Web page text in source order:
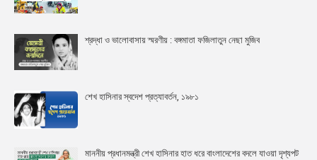
শ্রদ্ধা ও ভালোবাসায় স্মরণীয় : বঙ্গমাতা ফজিলাতুন নেছা মুজিব
শেখ হাসিনার স্বদেশ প্রত্যাবর্তন, ১৯৮১
মাননীয় প্রধানমন্ত্রী শেখ হাসিনার হাত ধরে বাংলাদেশের বদলে যাওয়া দৃশ্যপট